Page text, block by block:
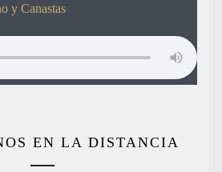
y Canastas
EN LA DISTANCIA